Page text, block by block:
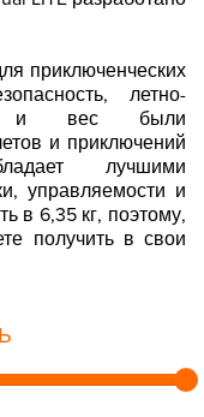
приключенческих
летно-
и вес были
и приключений
лучшими
управляемости и
в 6,35 кг, поэтому,
получить в свои